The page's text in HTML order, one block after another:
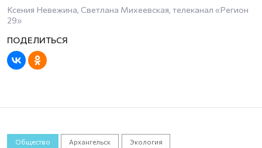
Ксения Невежина, Светлана Михеевская, телеканал «Регион
29»
Общество Архангельск Экология